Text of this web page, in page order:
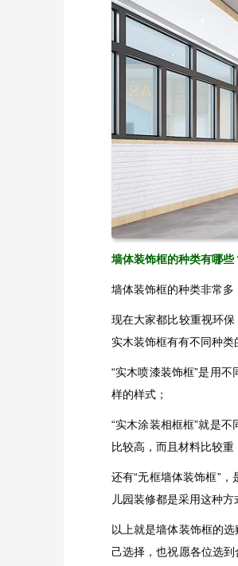
墙体装饰框的种类有哪些
墙体装饰框的种类非常
现在大家都比较重视环
实木装饰框有有不同种类
“实木喷漆装饰框”是用
样的样式；
“实木涂装相框框”就是
比较高，而且材料比较重
还有“无框墙体装饰框”
儿园装修都是采用这种
以上就是墙体装饰框的
己选择，也祝愿各位选